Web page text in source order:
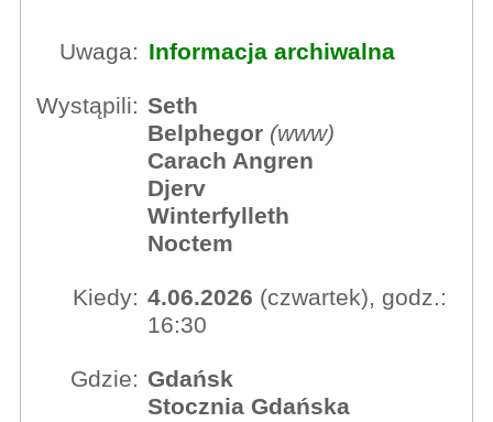
Uwaga: Informacja archiwalna
Wystąpili: Seth
Belphegor (www)
Carach Angren
Djerv
Winterfylleth
Noctem
Kiedy: 4.06.2026 (czwartek), godz.:
16:30
Gdzie: Gdańsk
Stocznia Gdańska